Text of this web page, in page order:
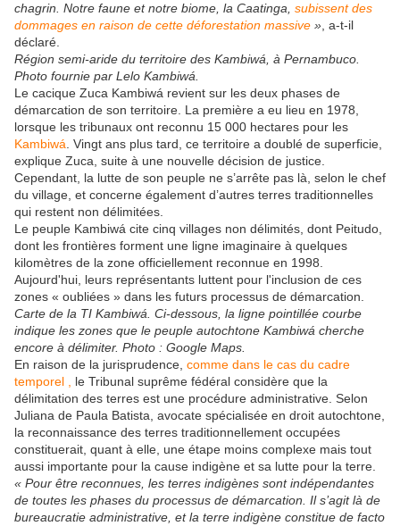
chagrin. Notre faune et notre biome, la Caatinga, subissent des
dommages en raison de cette déforestation massive » , a-t-il
déclaré.
Région semi-aride du territoire des Kambiwá, à Pernambuco.
Photo fournie par Lelo Kambiwá.
Le cacique Zuca Kambiwá revient sur les deux phases de
démarcation de son territoire. La première a eu lieu en 1978,
lorsque les tribunaux ont reconnu 15 000 hectares pour les
Kambiwá . Vingt ans plus tard, ce territoire a doublé de superficie,
explique Zuca, suite à une nouvelle décision de justice.
Cependant, la lutte de son peuple ne s’arrête pas là, selon le chef
du village, et concerne également d’autres terres traditionnelles
qui restent non délimitées.
Le peuple Kambiwá cite cinq villages non délimités, dont Peitudo,
dont les frontières forment une ligne imaginaire à quelques
kilomètres de la zone officiellement reconnue en 1998.
Aujourd'hui, leurs représentants luttent pour l'inclusion de ces
zones « oubliées » dans les futurs processus de démarcation.
Carte de la TI Kambiwá. Ci-dessous, la ligne pointillée courbe
indique les zones que le peuple autochtone Kambiwá cherche
encore à délimiter. Photo : Google Maps.
En raison de la jurisprudence, comme dans le cas du cadre
temporel ,
le Tribunal suprême fédéral considère que la
délimitation des terres est une procédure administrative. Selon
Juliana de Paula Batista, avocate spécialisée en droit autochtone,
la reconnaissance des terres traditionnellement occupées
constituerait, quant à elle, une étape moins complexe mais tout
aussi importante pour la cause indigène et sa lutte pour la terre.
« Pour être reconnues, les terres indigènes sont indépendantes
de toutes les phases du processus de démarcation. Il s’agit là de
bureaucratie administrative, et la terre indigène constitue de facto